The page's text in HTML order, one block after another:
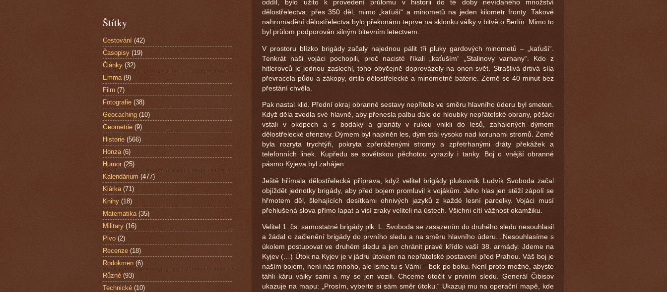
oddíl, bylo užito k provedení průlomu v historii do té doby nevídaného množství
dělostřelectva: přes 350 děl, mimo „kaťuší“ a minometů na jeden kilometr fronty. Takové
nahromadění dělostřelectva bylo překonáno teprve na sklonku války v bitvě o Berlín. Mimo to
byl průlom podporován silným bitevním letectvem.
V prostoru blízko brigády začaly najednou pálit tři pluky gardových minometů – „kaťuší“.
Tenkrát naši vojáci pochopili, proč nacisté říkali „kaťuším“ „Stalinovy varhany“. Kdo z
hitlerovců je jednou zaslechl, toho obyčejně doprovázely na onen svět. Strašlivá drtivá síla
převracela půdu a zákopy, drtila dělostřelecké a minometné baterie. Země se 40 minut bez
přestání chvěla.
Pak nastal klid. Přední okraj obranné sestavy nepřítele ve směru hlavního úderu byl smeten.
Když děla zvedla své hlavně, aby přenesla palbu dále do hloubky nepřátelské obrany, pěšáci
vstali v okopech a s bodáky a granáty v rukou vnikli do lesů, zahalených dýmem
dělostřelecké ofenzivy. Dýmem byl naplněn les, dým stál vysoko nad korunami stromů. Země
byla rozryta trychtýři, pokryta zpřeráženými stromy a zpřetrhanými dráty překážek a
telefonních linek. Kupředu se sovětskou pěchotou vyrazily i tanky. Boj o vnější obranné
pásmo Kyjeva byl zahájen.
Ještě hřímala dělostřelecká příprava, když velitel brigády plukovník Ludvík Svoboda začal
objíždět jednotky brigády, aby před bojem promluvil k vojákům. Jeho hlas jen stěží zápolí se
hřmotem děl, šlehajících desítkami ohnivých jazyků z každé lesní parcelky. Vojáci musí
přehlušená slova přímo lapat a visí zraky veliteli na ústech. Všichni cítí vážnost okamžiku.
Velitel 1. čs. samostatné brigády plk. L. Svoboda se zasazením do druhého sledu nesouhlasil
a žádal o začlenění brigády do prvního sledu a na směru hlavního úderu. „Nesouhlasíme s
úkolem postupovat ve druhém sledu a jen chránit pravé křídlo vaší 38. armády. Jdeme na
Kyjev (…) Útok na Kyjev je v jádru útokem na nepřátelské postavení před Prahou. Váš boj je
naším bojem, není nás mnoho, ale jsme tu s Vámi – bok po boku. Není proto možné, abyste
táhli káru války sami a my se jen vozili. Chceme útočit v prvním sledu. Generál Čibisov
ukazuje na mapu: „Prosím, vyberte si sám směr útoku.“ Ukazuji mu na operační mapě, kde
Štítky
Cestování (42)
Časopisy (19)
Články (32)
Emma (9)
Film (7)
Fotografie (38)
Geocaching (10)
Geometrie (9)
Historie (566)
Honza (6)
Humor (25)
Kalendárium (477)
Klárka (71)
Knihy (18)
Matematika (35)
Military (16)
Pivo (2)
Recenze (18)
Rodokmen (6)
Různé (93)
Technické (10)